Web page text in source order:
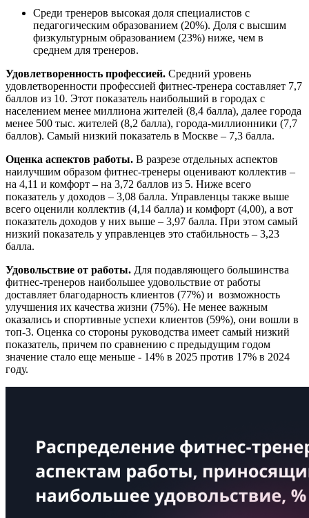
Среди тренеров высокая доля специалистов с
педагогическим образованием (20%). Доля с высшим
физкультурным образованием (23%) ниже, чем в
среднем для тренеров.
Удовлетворенность профессией. Средний уровень
удовлетворенности профессией фитнес-тренера составляет 7,7
баллов из 10. Этот показатель наибольший в городах с
населением менее миллиона жителей (8,4 балла), далее города
менее 500 тыс. жителей (8,2 балла), города-миллионники (7,7
баллов). Самый низкий показатель в Москве – 7,3 балла.
Оценка аспектов работы. В разрезе отдельных аспектов
наилучшим образом фитнес-тренеры оценивают коллектив –
на 4,11 и комфорт – на 3,72 баллов из 5. Ниже всего
показатель у доходов – 3,08 балла. Управленцы также выше
всего оценили коллектив (4,14 балла) и комфорт (4,00), а вот
показатель доходов у них выше – 3,97 балла. При этом самый
низкий показатель у управленцев это стабильность – 3,23
балла.
Удовольствие от работы. Для подавляющего большинства
фитнес-тренеров наибольшее удовольствие от работы
доставляет благодарность клиентов (77%) и возможность
улучшения их качества жизни (75%). Не менее важным
оказались и спортивные успехи клиентов (59%), они вошли в
топ-3. Оценка со стороны руководства имеет самый низкий
показатель, причем по сравнению с предыдущим годом
значение стало еще меньше - 14% в 2025 против 17% в 2024
году.